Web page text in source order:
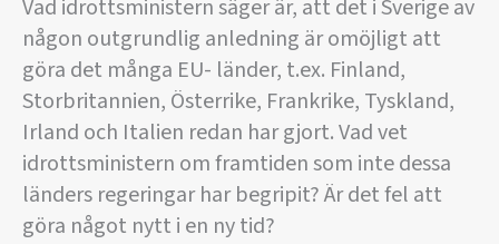
Vad idrottsministern säger är, att det i Sverige av
någon outgrundlig anledning är omöjligt att
göra det många EU- länder, t.ex. Finland,
Storbritannien, Österrike, Frankrike, Tyskland,
Irland och Italien redan har gjort. Vad vet
idrottsministern om framtiden som inte dessa
länders regeringar har begripit? Är det fel att
göra något nytt i en ny tid?